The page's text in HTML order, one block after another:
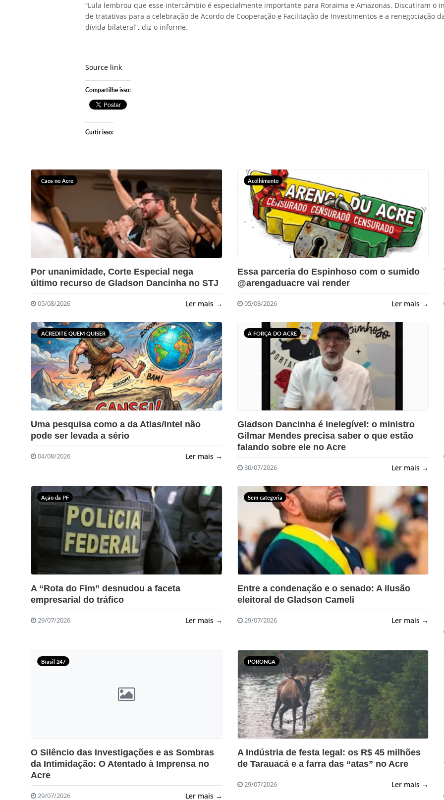
“Lula lembrou que esse intercâmbio é especialmente importante para Roraima e Amazonas. Discutiram o
de tratativas para a celebração de Acordo de Cooperação e Facilitação de Investimentos e a renegociação
dívida bilateral”, diz o informe.
Source link
Compartilhe isso:
Curtir isso:
Caos no Acre
?>
Por unanimidade, Corte Especial nega
último recurso de Gladson Dancinha no STJ
05/08/2026 Ler mais →
Acolhimento
?>
Essa parceria do Espinhoso com o sumido
@arengaduacre vai render
05/08/2026 Ler mais →
ACREDITE QUEM QUISER
?>
Uma pesquisa como a da Atlas/Intel não
pode ser levada a sério
04/08/2026 Ler mais →
A FORÇA DO ACRE
?>
Gladson Dancinha é inelegível: o ministro
Gilmar Mendes precisa saber o que estão
falando sobre ele no Acre
30/07/2026 Ler mais →
Ação da PF
?>
A “Rota do Fim” desnudou a faceta
empresarial do tráfico
29/07/2026 Ler mais →
Sem categoria
?>
Entre a condenação e o senado: A ilusão
eleitoral de Gladson Cameli
29/07/2026 Ler mais →
Brasil 247
O Silêncio das Investigações e as Sombras
da Intimidação: O Atentado à Imprensa no
Acre
29/07/2026 Ler mais →
PORONGA
?>
A Indústria de festa legal: os R$ 45 milhões
de Tarauacá e a farra das “atas” no Acre
29/07/2026 Ler mais →